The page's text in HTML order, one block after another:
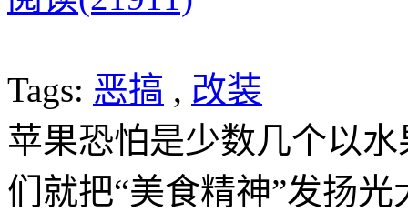
Tags: 恶搞 , 改装
苹果恐怕是少数几个以
们就把“美食精神”发扬光